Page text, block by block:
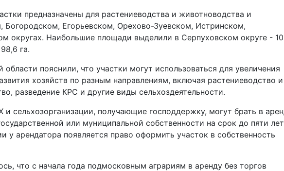
предназначены для растениеводства и животноводства и
Егорьевском, Орехово-Зуевском, Истринском,
округах. Наибольшие площади выделили в Серпуховском округе -
га.
пояснили, что участки могут использоваться для увеличения
хозяйств по разным направлениям, включая растениеводство и
разведение КРС и другие виды сельхоздеятельности.
сельхозорганизации, получающие господдержку, могут брать в
или муниципальной собственности на срок до пяти
у арендатора появляется право оформить участок в собственность
что с начала года подмосковным аграриям в аренду без торгов